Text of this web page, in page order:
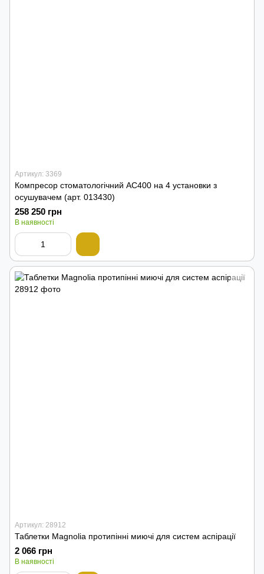
Артикул: 3369
Компресор стоматологічний AC400 на 4 установки з
осушувачем (арт. 013430)
258 250 грн
В наявності
Артикул: 28912
Таблетки Magnolia протипінні миючі для систем аспірації
2 066 грн
В наявності